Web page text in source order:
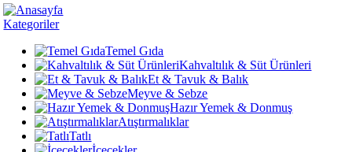
Kategoriler
Temel Gıda
Kahvaltılık & Süt Ürünleri
Et & Tavuk & Balık
Meyve & Sebze
Hazır Yemek & Donmuş
Atıştırmalıklar
Tatlı